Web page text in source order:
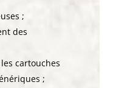
;
des
cartouches
;